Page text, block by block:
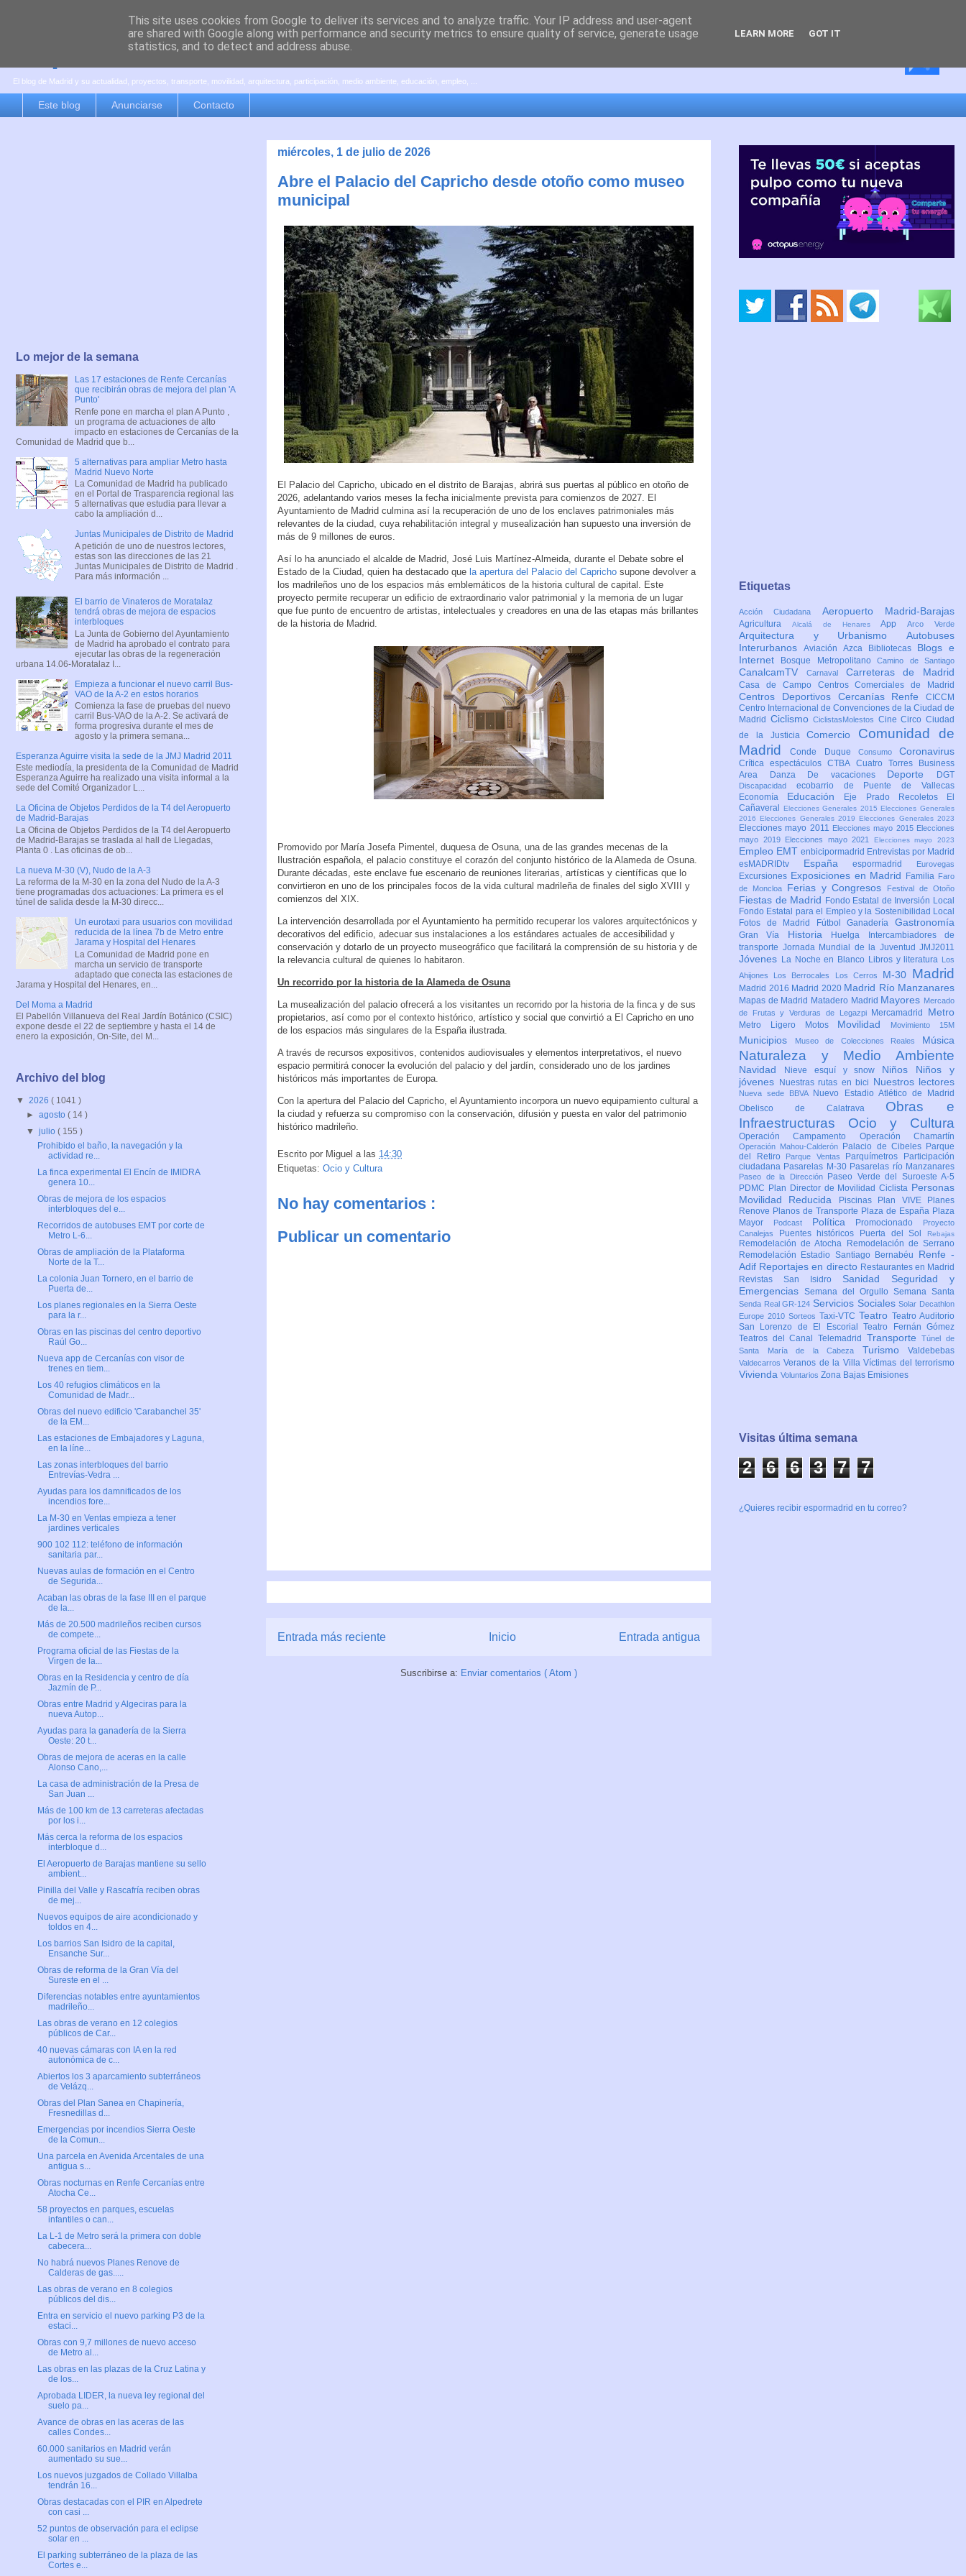
es por madrid
El blog de Madrid y su actualidad, proyectos, transporte, movilidad, arquitectura, participación, medio ambiente, educación, empleo, ...
Este blog Anunciarse Contacto
miércoles, 1 de julio de 2026
Abre el Palacio del Capricho desde otoño como museo
municipal
El Palacio del Capricho, ubicado en el distrito de Barajas, abrirá sus puertas al público en otoño de
2026, adelantando varios meses la fecha inicialmente prevista para comienzos de 2027. El
Ayuntamiento de Madrid culmina así la recuperación de uno de los enclaves patrimoniales más
relevantes de la ciudad, cuya rehabilitación integral y musealización han supuesto una inversión de
más de 9 millones de euros.
Así lo ha anunciado el alcalde de Madrid, José Luis Martínez-Almeida, durante el Debate sobre el
Estado de la Ciudad, quien ha destacado que la apertura del Palacio del Capricho supone devolver a
los madrileños uno de los espacios más emblemáticos de la historia cultural de capital. Este
proyecto permite recuperar un edificio de extraordinario valor patrimonial y la memoria de un lugar
que fue punto de encuentro de artistas, intelectuales y creadores en una de las etapas más brillantes
de la historia de Madrid.
Promovido por María Josefa Pimentel, duquesa de Osuna, una de las grandes mecenas de la
Ilustración española, el palacio constituye el corazón del conjunto histórico de la Alameda de Osuna.
Durante décadas, este enclave fue escenario de reuniones literarias, artísticas y científicas que lo
convirtieron en uno de los principales focos de la vida cultural madrileña de finales del siglo XVIII y
comienzos del XIX.
La intervención desarrollada por el Ayuntamiento ha permitido recuperar los valores arquitectónicos y
decorativos del edificio, adecuar sus instalaciones a los estándares actuales de accesibilidad y
conservación y dotarlo de un proyecto museográfico que facilitará la comprensión de su historia y de
la relevancia cultural de quienes lo habitaron.
Un recorrido por la historia de la Alameda de Osuna
La musealización del palacio ofrecerá a los visitantes un recorrido por la historia de la finca y de sus
propietarios, así como por el contexto histórico, artístico y social que convirtió a El Capricho en uno
de los espacios más singulares de la España ilustrada.
A través de recursos expositivos, contenidos audiovisuales y elementos interpretativos, el nuevo
espacio permitirá conocer la evolución del palacio y del jardín, considerado uno de los jardines
históricos más importantes de Europa.
Con la apertura del Palacio del Capricho, el Ayuntamiento incorpora un nuevo equipamiento cultural a
la ciudad y refuerza su compromiso con la conservación, difusión y puesta en valor del patrimonio
histórico madrileño.
Escrito por Miguel a las 14:30
Etiquetas: Ocio y Cultura
No hay comentarios :
Publicar un comentario
Entrada más reciente Entrada antigua
Inicio
Suscribirse a: Enviar comentarios ( Atom )
Lo mejor de la semana
Las 17 estaciones de Renfe Cercanías
que recibirán obras de mejora del plan 'A
Punto'
Renfe pone en marcha el plan A Punto ,
un programa de actuaciones de alto
impacto en estaciones de Cercanías de la
Comunidad de Madrid que b...
5 alternativas para ampliar Metro hasta
Madrid Nuevo Norte
La Comunidad de Madrid ha publicado
en el Portal de Trasparencia regional las
5 alternativas que estudia para llevar a
cabo la ampliación d...
Juntas Municipales de Distrito de Madrid
A petición de uno de nuestros lectores,
estas son las direcciones de las 21
Juntas Municipales de Distrito de Madrid .
Para más información ...
El barrio de Vinateros de Moratalaz
tendrá obras de mejora de espacios
interbloques
La Junta de Gobierno del Ayuntamiento
de Madrid ha aprobado el contrato para
ejecutar las obras de la regeneración
urbana 14.06-Moratalaz I...
Empieza a funcionar el nuevo carril Bus-
VAO de la A-2 en estos horarios
Comienza la fase de pruebas del nuevo
carril Bus-VAO de la A-2. Se activará de
forma progresiva durante el mes de
agosto y la primera semana...
Esperanza Aguirre visita la sede de la JMJ Madrid 2011
Este mediodía, la presidenta de la Comunidad de Madrid
Esperanza Aguirre ha realizado una visita informal a la
sede del Comité Organizador L...
La Oficina de Objetos Perdidos de la T4 del Aeropuerto
de Madrid-Barajas
La Oficina de Objetos Perdidos de la T4 del Aeropuerto
de Madrid-Barajas se traslada al hall de Llegadas,
Planta 0 . Las oficinas de ob...
La nueva M-30 (V), Nudo de la A-3
La reforma de la M-30 en la zona del Nudo de la A-3
tiene programadas dos actuaciones: La primera es el
túnel de salida desde la M-30 direcc...
Un eurotaxi para usuarios con movilidad
reducida de la línea 7b de Metro entre
Jarama y Hospital del Henares
La Comunidad de Madrid pone en
marcha un servicio de transporte
adaptado que conecta las estaciones de
Jarama y Hospital del Henares, en...
Del Moma a Madrid
El Pabellón Villanueva del Real Jardín Botánico (CSIC)
expone desde el 22 de septiembre y hasta el 14 de
enero la exposición, On-Site, del M...
Archivo del blog
▼ 2026 ( 1041 )
►agosto( 14 )
▼julio( 155 )
Prohibido el baño, la navegación y la
actividad re...
La finca experimental El Encín de IMIDRA
genera 10...
Obras de mejora de los espacios
interbloques del e...
Recorridos de autobuses EMT por corte de
Metro L-6...
Obras de ampliación de la Plataforma
Norte de la T...
La colonia Juan Tornero, en el barrio de
Puerta de...
Los planes regionales en la Sierra Oeste
para la r...
Obras en las piscinas del centro deportivo
Raúl Go...
Nueva app de Cercanías con visor de
trenes en tiem...
Los 40 refugios climáticos en la
Comunidad de Madr...
Obras del nuevo edificio 'Carabanchel 35'
de la EM...
Las estaciones de Embajadores y Laguna,
en la líne...
Las zonas interbloques del barrio
Entrevías-Vedra ...
Ayudas para los damnificados de los
incendios fore...
La M-30 en Ventas empieza a tener
jardines verticales
900 102 112: teléfono de información
sanitaria par...
Nuevas aulas de formación en el Centro
de Segurida...
Acaban las obras de la fase III en el parque
de la...
Más de 20.500 madrileños reciben cursos
de compete...
Programa oficial de las Fiestas de la
Virgen de la...
Obras en la Residencia y centro de día
Jazmín de P...
Obras entre Madrid y Algeciras para la
nueva Autop...
Ayudas para la ganadería de la Sierra
Oeste: 20 t...
Obras de mejora de aceras en la calle
Alonso Cano,...
La casa de administración de la Presa de
San Juan ...
Más de 100 km de 13 carreteras afectadas
por los i...
Más cerca la reforma de los espacios
interbloque d...
El Aeropuerto de Barajas mantiene su sello
ambient...
Pinilla del Valle y Rascafría reciben obras
de mej...
Nuevos equipos de aire acondicionado y
toldos en 4...
Los barrios San Isidro de la capital,
Ensanche Sur...
Obras de reforma de la Gran Vía del
Sureste en el ...
Diferencias notables entre ayuntamientos
madrileño...
Las obras de verano en 12 colegios
públicos de Car...
40 nuevas cámaras con IA en la red
autonómica de c...
Abiertos los 3 aparcamiento subterráneos
de Velázq...
Obras del Plan Sanea en Chapinería,
Fresnedillas d...
Emergencias por incendios Sierra Oeste
de la Comun...
Una parcela en Avenida Arcentales de una
antigua s...
Obras nocturnas en Renfe Cercanías entre
Atocha Ce...
58 proyectos en parques, escuelas
infantiles o can...
La L-1 de Metro será la primera con doble
cabecera...
No habrá nuevos Planes Renove de
Calderas de gas.....
Las obras de verano en 8 colegios
públicos del dis...
Entra en servicio el nuevo parking P3 de la
estaci...
Obras con 9,7 millones de nuevo acceso
de Metro al...
Las obras en las plazas de la Cruz Latina y
de los...
Aprobada LIDER, la nueva ley regional del
suelo pa...
Avance de obras en las aceras de las
calles Condes...
60.000 sanitarios en Madrid verán
aumentado su sue...
Los nuevos juzgados de Collado Villalba
tendrán 16...
Obras destacadas con el PIR en Alpedrete
con casi ...
52 puntos de observación para el eclipse
solar en ...
El parking subterráneo de la plaza de las
Cortes e...
Etiquetas
Acción Ciudadana Aeropuerto Madrid-Barajas
Agricultura Alcalá de HenaresAppArco Verde
Arquitectura y Urbanismo Autobuses
Interurbanos Aviación Azca Bibliotecas Blogs e
Internet
Bosque MetropolitanoCamino de Santiago
CanalcamTV Carnaval Carreteras de Madrid
Casa de Campo Centros Comerciales de Madrid
Centros Deportivos Cercanías Renfe CICCM
Centro Internacional de Convenciones de la Ciudad de
Madrid CiclismoCiclistasMolestos CineCircoCiudad
de la JusticiaComercio Comunidad de
MadridConde Duque Consumo Coronavirus
Crítica espectáculosCTBA Cuatro Torres Business
Area
Danza De vacaciones Deporte DGT
Discapacidad ecobarrio de Puente de Vallecas
Economía Educación Eje Prado Recoletos
El
Cañaveral
Elecciones Generales 2015 Elecciones Generales
2016 Elecciones Generales 2019 Elecciones Generales 2023
Elecciones mayo 2011 Elecciones mayo 2015 Elecciones
mayo 2019
Elecciones mayo 2021 Elecciones mayo 2023
Empleo EMT enbicipormadrid Entrevistas por Madrid
esMADRIDtv Españaespormadrid Eurovegas
Excursiones Exposiciones en Madrid Familia Faro
de Moncloa
Ferias y Congresos Festival de Otoño
Fiestas de Madrid Fondo Estatal de Inversión Local
Fondo Estatal para el Empleo y la Sostenibilidad Local
Fotos de Madrid
FútbolGanaderíaGastronomía
Gran Vía Historia Huelga
Intercambiadores de
transporte Jornada Mundial de la Juventud JMJ2011
Jóvenes La Noche en Blanco Libros y literatura
Los
Ahijones
Los Berrocales Los Cerros M-30 Madrid
Madrid 2016 Madrid 2020 Madrid Río Manzanares
Mapas de Madrid Matadero Madrid Mayores Mercado
de Frutas y Verduras de Legazpi
Mercamadrid Metro
Metro Ligero Motos Movilidad Movimiento 15M
Municipios Museo de Colecciones Reales Música
Naturaleza y Medio Ambiente
Navidad Nieve esquí y snow Niños Niños y
jóvenes
Nuestras rutas en bici Nuestros lectores
Nueva sede BBVA
Nuevo Estadio Atlético de Madrid
Obelisco de Calatrava Obras e
Infraestructuras Ocio y Cultura
Operación Campamento Operación Chamartín
Operación Mahou-Calderón Palacio de Cibeles Parque
del Retiro
Parque Ventas Parquímetros
Participación
ciudadana Pasarelas M-30 Pasarelas río Manzanares
Paseo de la Dirección
Paseo Verde del Suroeste A-5
PDMC Plan Director de Movilidad Ciclista Personas
Movilidad Reducida
Piscinas Plan VIVE
Planes
Renove Planos de Transporte Plaza de España Plaza
Mayor
Podcast Política Promocionado
Proyecto
Canalejas
Puentes históricos Puerta del Sol Rebajas
Remodelación de Atocha
Remodelación de Serrano
Remodelación Estadio Santiago Bernabéu Renfe -
Adif Reportajes en directo Restaurantes en Madrid
Revistas San Isidro Sanidad Seguridad y
Emergencias Semana del Orgullo Semana Santa
Senda Real GR-124 Servicios SocialesSolar Decathlon
Europe 2010 Sorteos Taxi-VTC Teatro Teatro Auditorio
San Lorenzo de El EscorialTeatro Fernán Gómez
Teatros del Canal Telemadrid TransporteTúnel de
Santa María de la Cabeza Turismo Valdebebas
ValdecarrosVeranos de la VillaVíctimas del terrorismo
Vivienda Voluntarios Zona Bajas Emisiones
Visitas última semana
2 6 6 3 7 7
¿Quieres recibir espormadrid en tu correo?
This site uses cookies from Google to deliver its services and to analyze traffic. Your IP address and user-agent
are shared with Google along with performance and security metrics to ensure quality of service, generate usage
statistics, and to detect and address abuse.
LEARN MORE GOT IT